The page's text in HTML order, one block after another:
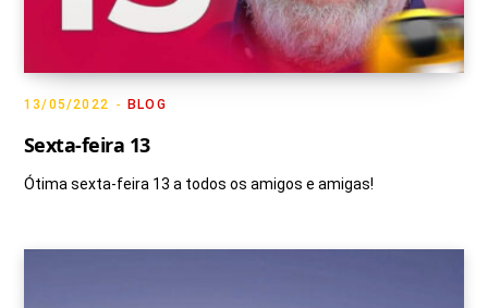
BLOG
13/05/2022
Sexta-feira 13
Ótima sexta-feira 13 a todos os amigos e amigas!